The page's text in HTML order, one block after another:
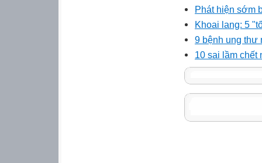
Phát hiện sớm
Khoai lang: 5
9 bệnh ung thư
10 sai lầm